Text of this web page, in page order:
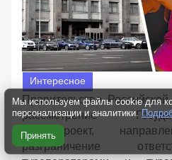
Интересное
Правительство
рассмотрение
законопроект,
разграничение
Мы используем файлы cookie для
персонализации и аналитики.
Принять